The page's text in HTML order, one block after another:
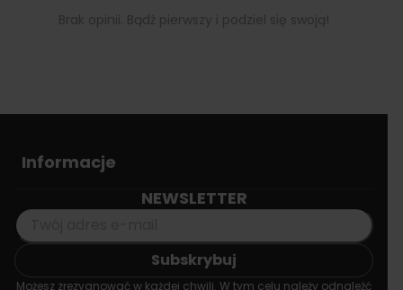
Brak opinii. Bądź pierwszy i podziel się swoją!
Informacje
NEWSLETTER
Możesz zrezygnować w każdej chwili. W tym celu należy odnaleźć